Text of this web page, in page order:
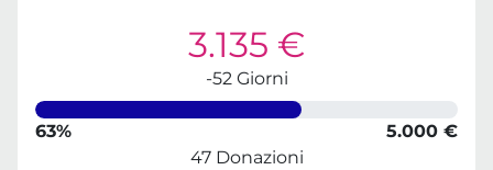
3.135 €
-52 Giorni
63%
5.000 €
47 Donazioni